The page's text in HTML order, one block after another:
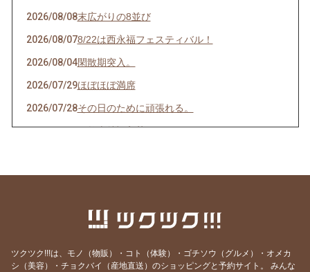
2026/08/08末広がりの8並び
2026/08/078/22は西永福フェスティバル！
2026/08/04閑散期突入。
2026/07/29ほぼほぼ満席
2026/07/28その日のために頑張れる。
2026/07/27天然岩牡蠣入荷
2026/07/21明けましてお疲れ様！
2026/07/17 ご要望にお応えして。
ツクツク!!!は、モノ（物販）・コト（体験）・ゴチソウ（グルメ）・オメカ
シ（美容）・チョクバイ（産地直送）のショッピングと予約サイト。
みんな